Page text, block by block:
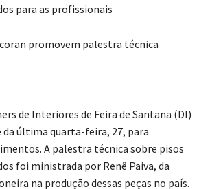
para as profissionais
promovem palestra técnica
de Interiores de Feira de Santana (DI)
última quarta-feira, 27, para
A palestra técnica sobre pisos
foi ministrada por Renê Paiva, da
na produção dessas peças no país.